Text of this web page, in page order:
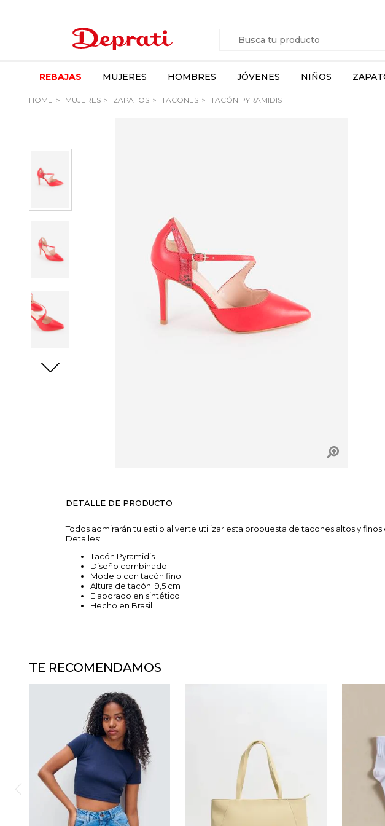
REBAJAS MUJERES HOMBRES JÓVENES NIÑOS
HOME MUJERES ZAPATOS TACONES TACÓN PYRAMIDIS
DETALLE DE PRODUCTO
Todos admirarán tu estilo al verte utilizar esta propuesta de tacones altos y finos
Detalles:
Tacón Pyramidis
Diseño combinado
Modelo con tacón fino
Altura de tacón: 9,5 cm
Elaborado en sintético
Hecho en Brasil
TE RECOMENDAMOS